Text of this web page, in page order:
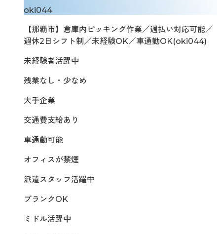
oki044
【那覇市】倉庫内ピッキング作業／週払い対応可能／
週休2日シフト制／未経験OK／車通勤OK(oki044)
未経験者活躍中
残業なし・少なめ
大手企業
交通費支給あり
車通勤可能
オフィスが禁煙
派遣スタッフ活躍中
ブランクOK
ミドル活躍中